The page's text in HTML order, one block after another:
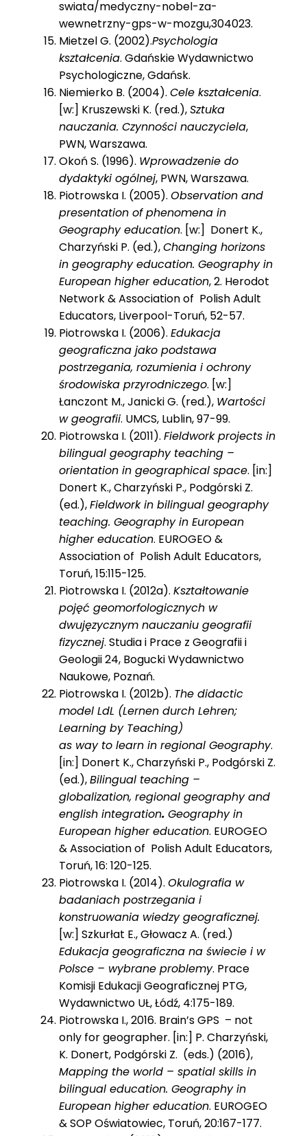
swiata/medyczny-nobel-za-
wewnetrzny-gps-w-mozgu,304023.
Mietzel G. (2002).Psychologia
kształcenia. Gdańskie Wydawnictwo
Psychologiczne, Gdańsk.
Niemierko B. (2004). Cele kształcenia.
[w:] Kruszewski K. (red.),Sztuka
nauczania. Czynności nauczyciela,
PWN, Warszawa.
Okoń S. (1996). Wprowadzenie do
dydaktyki ogólnej, PWN, Warszawa.
Piotrowska I. (2005). Observation and
presentation of phenomena in
Geography education. [w:] Donert K.,
Charzyński P. (ed.),Changing horizons
in geography education. Geography in
European higher education, 2. Herodot
Network & Association of Polish Adult
Educators, Liverpool-Toruń, 52-57.
Piotrowska I. (2006). Edukacja
geograficzna jako podstawa
postrzegania, rozumienia i ochrony
środowiska przyrodniczego. [w:]
Łanczont M., Janicki G. (red.), Wartości
w geografii. UMCS, Lublin, 97-99.
Piotrowska I. (2011). Fieldwork projects in
bilingual geography teaching –
orientation in geographical space. [in:]
Donert K., Charzyński P., Podgórski Z.
(ed.),Fieldwork in bilingual geography
teaching. Geography in European
higher education. EUROGEO &
Association of Polish Adult Educators,
Toruń, 15:115-125.
Piotrowska I. (2012a). Kształtowanie
pojęć geomorfologicznych w
dwujęzycznym nauczaniu geografii
fizycznej. Studia i Prace z Geografii i
Geologii 24, Bogucki Wydawnictwo
Naukowe, Poznań.
Piotrowska I. (2012b). The didactic
model LdL (Lernen durch Lehren;
Learning by Teaching)
as way to learn in regional Geography.
[in:] Donert K., Charzyński P., Podgórski Z.
(ed.),Bilingual teaching –
globalization, regional geography and
english integration. Geography in
European higher education. EUROGEO
& Association of Polish Adult Educators,
Toruń, 16: 120-125.
Piotrowska I. (2014). Okulografia w
badaniach postrzegania i
konstruowania wiedzy geograficznej.
[w:] Szkurłat E., Głowacz A. (red.)
Edukacja geograficzna na świecie i w
Polsce – wybrane problemy. Prace
Komisji Edukacji Geograficznej PTG,
Wydawnictwo UŁ, Łódź, 4:175-189.
Piotrowska I., 2016. Brain’s GPS – not
only for geographer. [in:] P. Charzyński,
K. Donert, Podgórski Z. (eds.) (2016),
Mapping the world – spatial skills in
bilingual education. Geography in
European higher education. EUROGEO
& SOP Oświatowiec, Toruń, 20:167-177.